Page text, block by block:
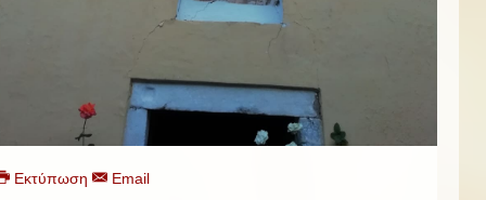
Εκτύπωση Email